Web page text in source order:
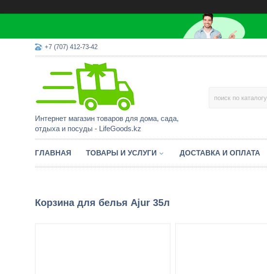
+7 (707) 412-73-42
Интернет магазин товаров для дома, сада,
отдыха и посуды - LifeGoods.kz
ГЛАВНАЯ ТОВАРЫ И УСЛУГИ ДОСТАВКА И ОПЛАТА
Корзина для белья Ajur 35л